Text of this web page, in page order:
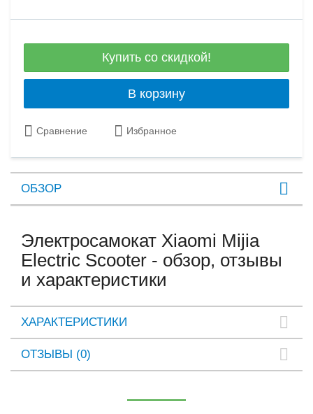
Купить со скидкой!
В корзину
Сравнение Избранное
ОБЗОР
Электросамокат Xiaomi Mijia
Electric Scooter - обзор, отзывы
и характеристики
ХАРАКТЕРИСТИКИ
ОТЗЫВЫ (0)